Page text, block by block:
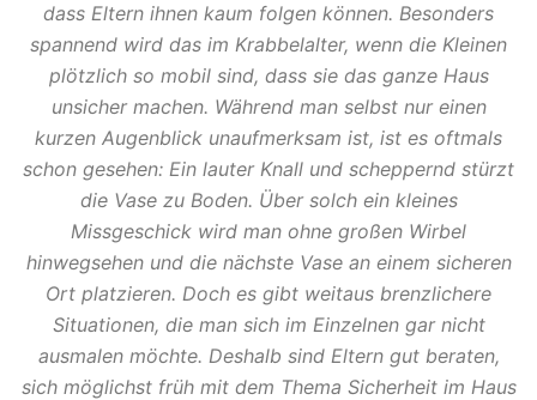
dass Eltern ihnen kaum folgen können. Besonders
spannend wird das im Krabbelalter, wenn die Kleinen
plötzlich so mobil sind, dass sie das ganze Haus
unsicher machen. Während man selbst nur einen
kurzen Augenblick unaufmerksam ist, ist es oftmals
schon gesehen: Ein lauter Knall und scheppernd stürzt
die Vase zu Boden. Über solch ein kleines
Missgeschick wird man ohne großen Wirbel
hinwegsehen und die nächste Vase an einem sicheren
Ort platzieren. Doch es gibt weitaus brenzlichere
Situationen, die man sich im Einzelnen gar nicht
ausmalen möchte. Deshalb sind Eltern gut beraten,
sich möglichst früh mit dem Thema Sicherheit im Haus